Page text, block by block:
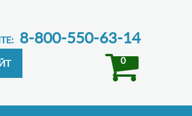
8-800-550-63-14
0